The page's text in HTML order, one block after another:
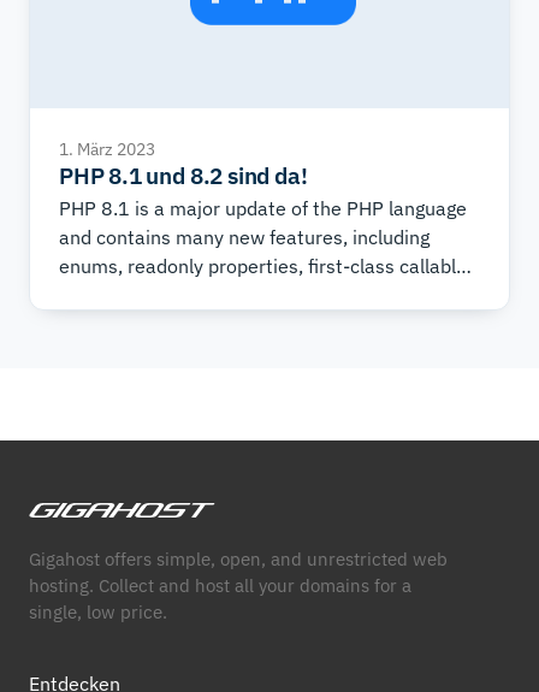
1. März 2023
PHP 8.1 und 8.2 sind da!
PHP 8.1 is a major update of the PHP language
and contains many new features, including
enums, readonly properties, first-class callable
Gigahost offers simple, open, and unrestricted web
hosting. Collect and host all your domains for a
single, low price.
Entdecken